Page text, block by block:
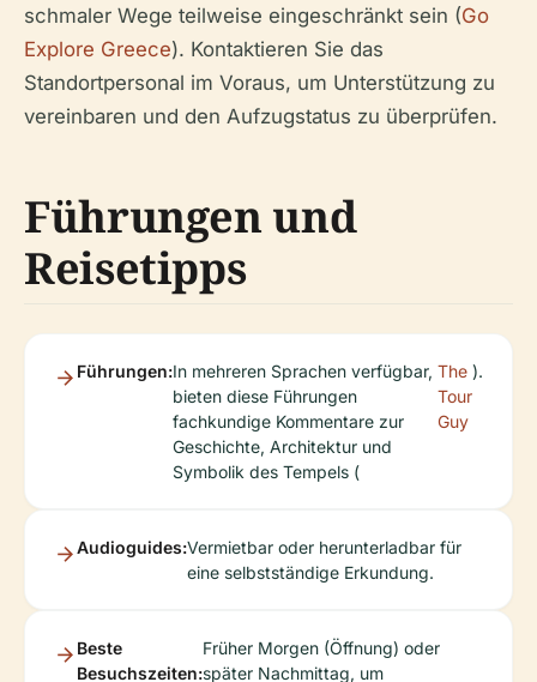
schmaler Wege teilweise eingeschränkt sein (Go
Explore Greece). Kontaktieren Sie das
Standortpersonal im Voraus, um Unterstützung zu
vereinbaren und den Aufzugstatus zu überprüfen.
Führungen und
Reisetipps
Führungen:In mehreren Sprachen verfügbar,
bieten diese Führungen
fachkundige Kommentare zur
Geschichte, Architektur und
Symbolik des Tempels (
The
Tour
Guy
).
Audioguides:Vermietbar oder herunterladbar für
eine selbstständige Erkundung.
Beste
Besuchszeiten:
Früher Morgen (Öffnung) oder
später Nachmittag, um